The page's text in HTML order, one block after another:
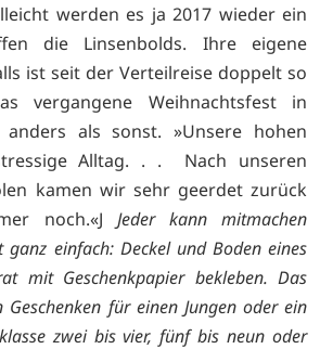
werden es ja 2017 wieder ein
die Linsenbolds. Ihre eigene
ist seit der Verteilreise doppelt so
vergangene Weihnachtsfest in
anders als sonst. »Unsere hohen
Alltag. . . Nach unseren
kamen wir sehr geerdet zurück
noch.«J Jeder kann mitmachen
ganz einfach: Deckel und Boden eines
mit Geschenkpapier bekleben. Das
Geschenken für einen Jungen oder ein
zwei bis vier, fünf bis neun oder